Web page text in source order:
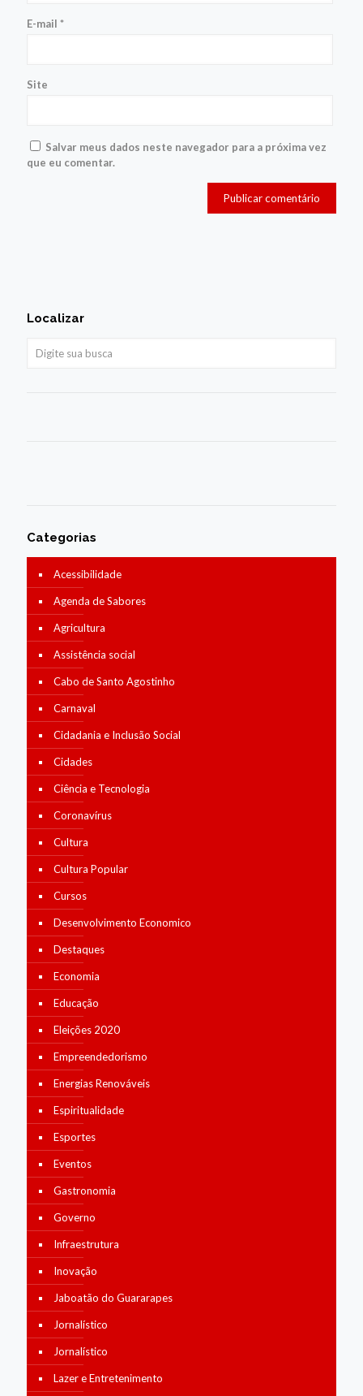
E-mail *
Site
Salvar meus dados neste navegador para a próxima vez
que eu comentar.
Localizar
Categorias
Acessibilidade
Agenda de Sabores
Agricultura
Assistência social
Cabo de Santo Agostinho
Carnaval
Cidadania e Inclusão Social
Cidades
Ciência e Tecnologia
Coronavírus
Cultura
Cultura Popular
Cursos
Desenvolvimento Economico
Destaques
Economia
Educação
Eleições 2020
Empreendedorismo
Energias Renováveis
Espiritualidade
Esportes
Eventos
Gastronomia
Governo
Infraestrutura
Inovação
Jaboatão do Guararapes
Jornalístico
Jornalístico
Lazer e Entretenimento